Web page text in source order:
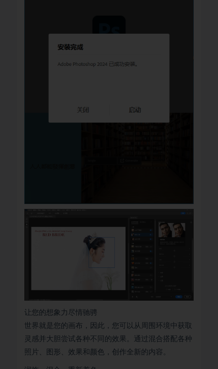
让您的想象力尽情驰骋
世界就是您的画布，因此，您可以从周围环境中获取
灵感并大胆尝试各种不同的效果。通过混合搭配各种
照片、图形、效果和颜色，创作全新的内容。